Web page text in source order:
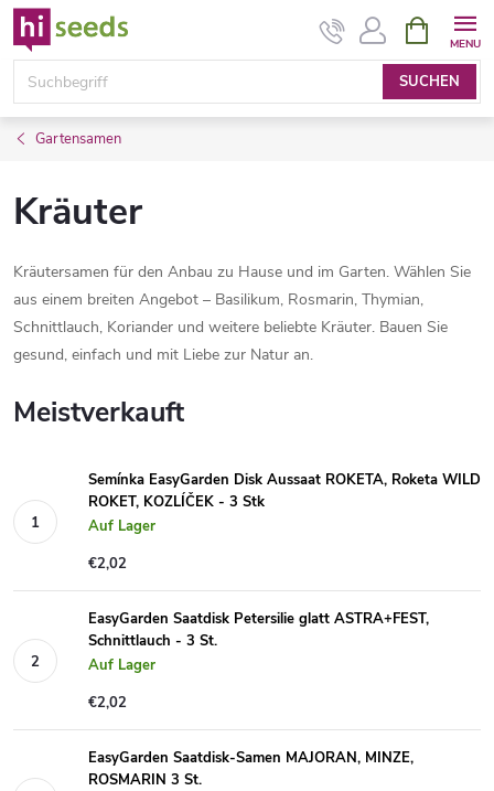
Zum
Inhalt
springen
SUCHEN
Gartensamen
Kräuter
Kräutersamen für den Anbau zu Hause und im Garten. Wählen Sie
aus einem breiten Angebot – Basilikum, Rosmarin, Thymian,
Schnittlauch, Koriander und weitere beliebte Kräuter. Bauen Sie
gesund, einfach und mit Liebe zur Natur an.
Meistverkauft
Semínka EasyGarden Disk Aussaat ROKETA, Roketa WILD
ROKET, KOZLÍČEK - 3 Stk
Auf Lager
€2,02
EasyGarden Saatdisk Petersilie glatt ASTRA+FEST,
Schnittlauch - 3 St.
Auf Lager
€2,02
EasyGarden Saatdisk-Samen MAJORAN, MINZE,
ROSMARIN 3 St.